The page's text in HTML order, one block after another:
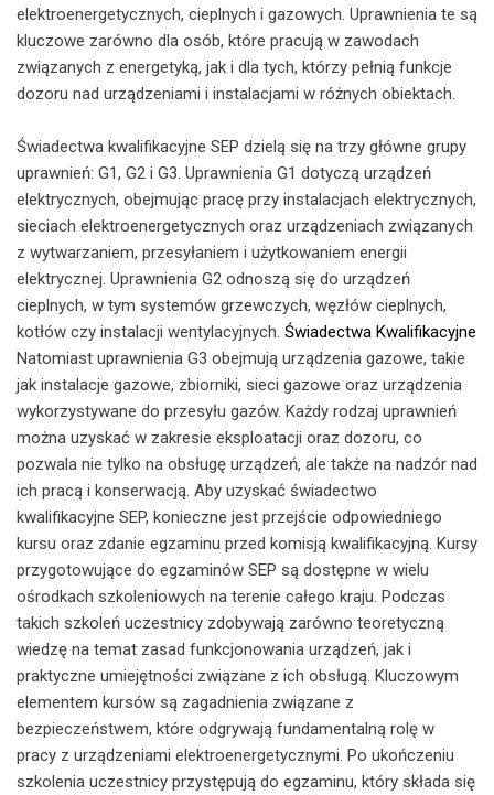
elektroenergetycznych, cieplnych i gazowych. Uprawnienia te są
kluczowe zarówno dla osób, które pracują w zawodach
związanych z energetyką, jak i dla tych, którzy pełnią funkcje
dozoru nad urządzeniami i instalacjami w różnych obiektach.
Świadectwa kwalifikacyjne SEP dzielą się na trzy główne grupy
uprawnień: G1, G2 i G3. Uprawnienia G1 dotyczą urządzeń
elektrycznych, obejmując pracę przy instalacjach elektrycznych,
sieciach elektroenergetycznych oraz urządzeniach związanych
z wytwarzaniem, przesyłaniem i użytkowaniem energii
elektrycznej. Uprawnienia G2 odnoszą się do urządzeń
cieplnych, w tym systemów grzewczych, węzłów cieplnych,
kotłów czy instalacji wentylacyjnych. Świadectwa Kwalifikacyjne
Natomiast uprawnienia G3 obejmują urządzenia gazowe, takie
jak instalacje gazowe, zbiorniki, sieci gazowe oraz urządzenia
wykorzystywane do przesyłu gazów. Każdy rodzaj uprawnień
można uzyskać w zakresie eksploatacji oraz dozoru, co
pozwala nie tylko na obsługę urządzeń, ale także na nadzór nad
ich pracą i konserwacją. Aby uzyskać świadectwo
kwalifikacyjne SEP, konieczne jest przejście odpowiedniego
kursu oraz zdanie egzaminu przed komisją kwalifikacyjną. Kursy
przygotowujące do egzaminów SEP są dostępne w wielu
ośrodkach szkoleniowych na terenie całego kraju. Podczas
takich szkoleń uczestnicy zdobywają zarówno teoretyczną
wiedzę na temat zasad funkcjonowania urządzeń, jak i
praktyczne umiejętności związane z ich obsługą. Kluczowym
elementem kursów są zagadnienia związane z
bezpieczeństwem, które odgrywają fundamentalną rolę w
pracy z urządzeniami elektroenergetycznymi. Po ukończeniu
szkolenia uczestnicy przystępują do egzaminu, który składa się